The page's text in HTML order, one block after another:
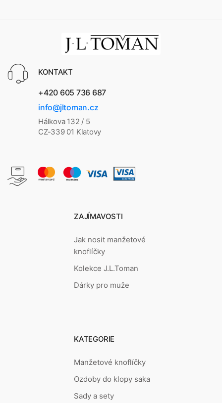
KONTAKT
+420 605 736 687
info@jltoman.cz
Hálkova 132 / 5
CZ-339 01 Klatovy
ZAJÍMAVOSTI
Jak nosit manžetové
knoflíčky
Kolekce J.L.Toman
Dárky pro muže
KATEGORIE
Manžetové knoflíčky
Ozdoby do klopy saka
Sady a sety